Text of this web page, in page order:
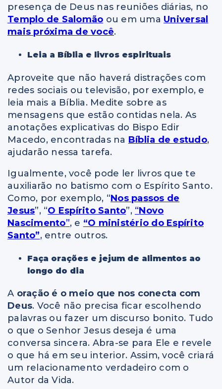
presença de Deus nas reuniões diárias, no
Templo de Salomão ou em uma Universal
mais próxima de você.
Leia a Bíblia e livros espirituais
Aproveite que não haverá distrações com
redes sociais ou televisão, por exemplo, e
leia mais a Bíblia. Medite sobre as
mensagens que estão contidas nela. As
anotações explicativas do Bispo Edir
Macedo, encontradas na Bíblia de estudo,
ajudarão nessa tarefa.
Igualmente, você pode ler livros que te
auxiliarão no batismo com o Espírito Santo.
Como, por exemplo, “Nos passos de
Jesus”, “O Espírito Santo”, “Novo
Nascimento”, e “O ministério do Espírito
Santo”, entre outros.
Faça orações e jejum de alimentos ao
longo do dia
A oração é o meio que nos conecta com
Deus. Você não precisa ficar escolhendo
palavras ou fazer um discurso bonito. Tudo
o que o Senhor Jesus deseja é uma
conversa sincera. Abra-se para Ele e revele
o que há em seu interior. Assim, você criará
um relacionamento verdadeiro com o
Autor da Vida.